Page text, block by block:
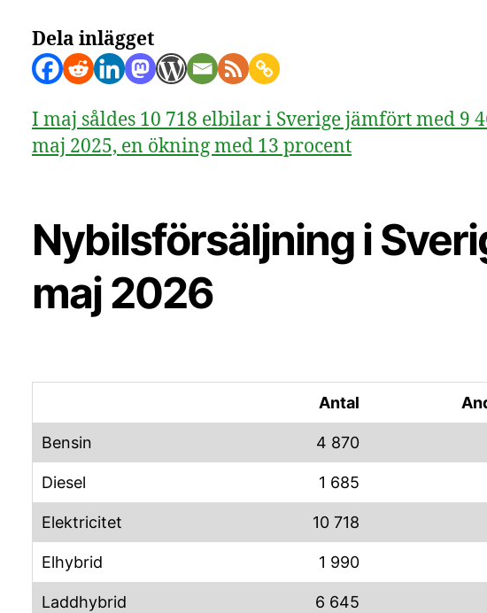
Dela inlägget
I maj såldes 10 718 elbilar i Sverige jämfört med 9
maj 2025, en ökning med 13 procent
Nybilsförsäljning i
maj 2026
Antal
Bensin 4 870
Diesel 1 685
Elektricitet 10 718
Elhybrid 1 990
Laddhybrid 6 645